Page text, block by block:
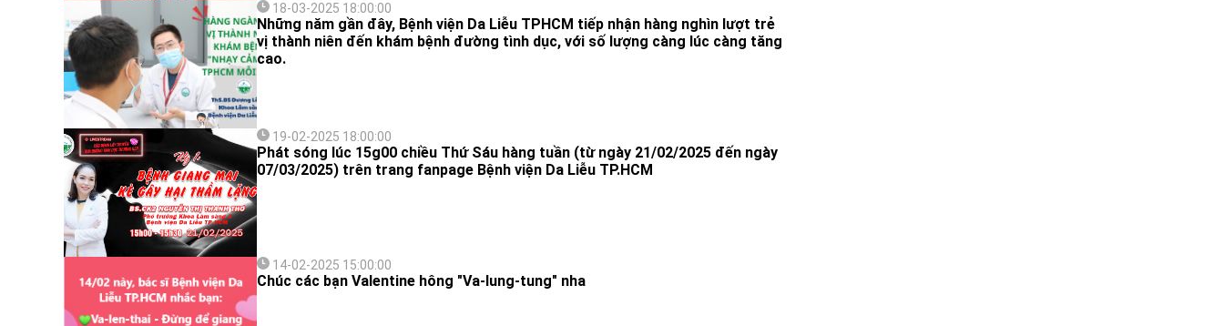
18-03-2025 18:00:00
Những năm gần đây, Bệnh viện Da Liễu TPHCM tiếp nhận hàng nghìn lượt trẻ
vị thành niên đến khám bệnh đường tình dục, với số lượng càng lúc càng tăng
cao.
19-02-2025 18:00:00
Phát sóng lúc 15g00 chiều Thứ Sáu hàng tuần (từ ngày 21/02/2025 đến ngày
07/03/2025) trên trang fanpage Bệnh viện Da Liễu TP.HCM
14-02-2025 15:00:00
Chúc các bạn Valentine hông "Va-lung-tung" nha